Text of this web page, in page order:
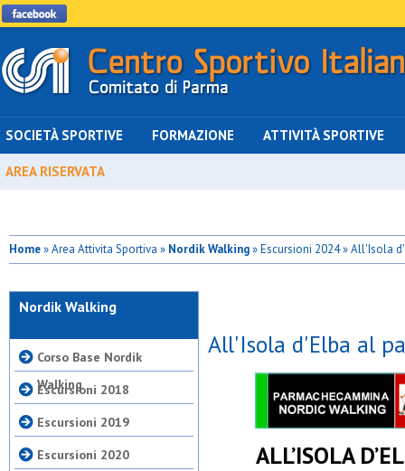
SOCIETÀ SPORTIVE FORMAZIONE ATTIVITÀ SPORTIVE
AREA RISERVATA
Home» Area Attivita Sportiva » Nordik Walking» Escursioni 2024 » All'Isola
Nordik Walking
Corso Base Nordik
Walking
Escursioni 2018
Escursioni 2019
Escursioni 2020
All'Isola d'Elba al
ALL’ISOLA